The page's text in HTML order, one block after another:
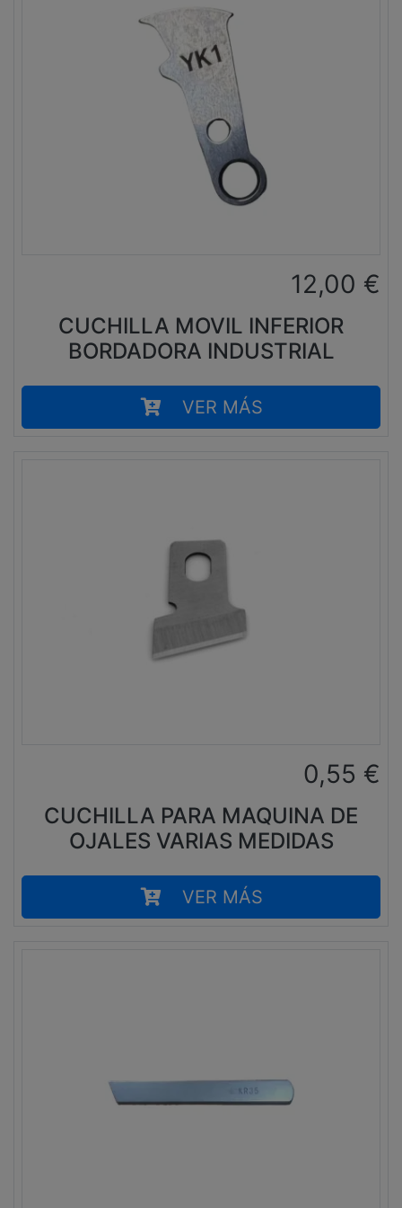
12,00 €
CUCHILLA MOVIL INFERIOR
BORDADORA INDUSTRIAL
VER MÁS
0,55 €
CUCHILLA PARA MAQUINA DE
OJALES VARIAS MEDIDAS
VER MÁS